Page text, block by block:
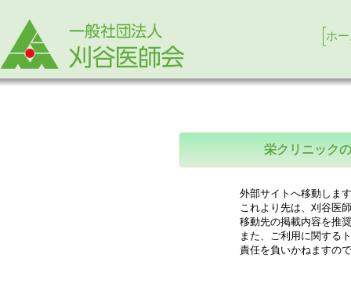
ホ
栄クリニック
外部サイトへ移動しま
これより先は、刈谷医
移動先の掲載内容を推
また、ご利用に関する
責任を負いかねますの